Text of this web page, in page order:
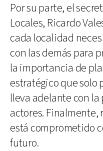
Por su parte, el
Locales, Ricardo
cada localidad
con las demás para
la importancia de
estratégico que solo
lleva adelante con
actores. Finalmente,
está comprometido
futuro.